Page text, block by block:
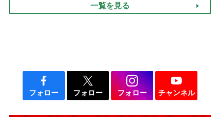
一覧を見る
フォロー フォロー フォロー チャンネル